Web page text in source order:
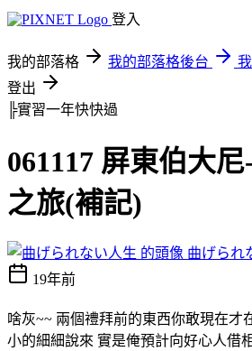
登入
我的部落格 我的部落格後台
登出
╠實習一年快快過
061117 屏東伯大
之旅(補記)
曲げられ
19年前
啥灰~~ 兩個禮拜前的東西你敢現在才
小的細細說來 實是俺預計向好心人借